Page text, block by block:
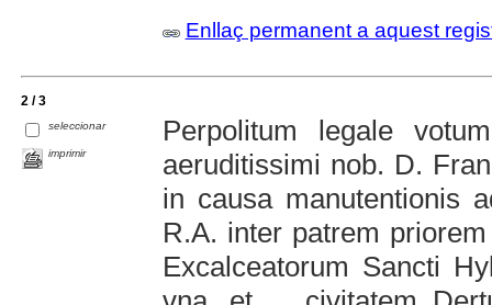
Enllaç permanent a aquest
2 / 3
seleccionar
imprimir
Perpolitum legale
aeruditissimi nob. D.
in causa manutentionis
R.A. inter patrem
Excalceatorum Sancti